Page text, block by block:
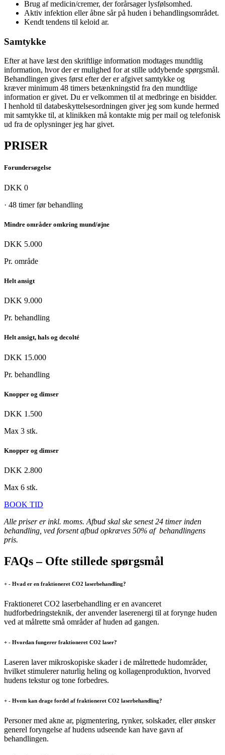
Brug af medicin/cremer, der forårsager lysfølsomhed.
Aktiv infektion eller åbne sår på huden i behandlingsområdet.
Kendt tendens til keloid ar.
Samtykke
Efter at have læst den skriftlige information modtages mundtlig
information, hvor der er mulighed for at stille uddybende spørgsmål.
Behandlingen gives først efter der er afgivet samtykke og
kræver minimum 48 timers betænkningstid fra den mundtlige
information er givet. Du er velkommen til at medbringe en bisidder.
I henhold til databeskyttelsesordningen giver jeg som kunde hermed
mit samtykke til, at klinikken må kontakte mig per mail og telefonisk
ud fra de oplysninger jeg har givet.
PRISER
Forundersøgelse
DKK 0
· 48 timer før behandling
Mindre områder omkring mund/øjne
DKK 5.000
Pr. område
Helt ansigt
DKK 9.000
Pr. behandling
Helt ansigt, hals og decolté
DKK 15.000
Pr. behandling
Knopper og dimser
DKK 1.500
Max 3 stk.
Knopper og dimser
DKK 2.800
Max 6 stk.
BOOK TID
Alle priser er inkl. moms. Afbud skal ske senest 24 timer inden
behandling, ved forsent afbud opkræves 50% af behandlingens
pris.
FAQs – Ofte stillede spørgsmål
+ - Hvad er en fraktioneret CO2 laserbehandling?
Fraktioneret CO2 laserbehandling er en avanceret
hudforbedringsteknik, der anvender laserenergi til at forynge huden
ved at målrette små områder af huden ad gangen.
+ - Hvordan fungerer fraktioneret CO2 laser?
Laseren laver mikroskopiske skader i de målrettede hudområder,
hvilket stimulerer naturlig heling og kollagenproduktion, hvorved
hudens tekstur og tone forbedres.
+ - Hvem kan drage fordel af fraktioneret CO2 laserbehandling?
Personer med akne ar, pigmentering, rynker, solskader, eller ønsker
generel foryngelse af hudens udseende kan have gavn af
behandlingen.